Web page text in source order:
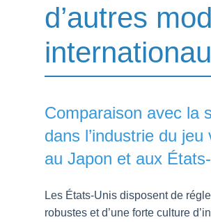
d’autres
Comparaison avec la
dans l’industrie du jeu
au Japon et aux
Les États-Unis disposent de
robustes et d’une forte culture